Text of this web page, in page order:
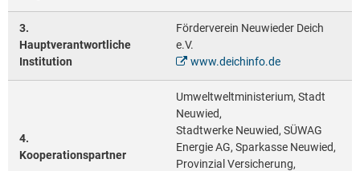
3.
Hauptverantwortliche
Institution
Förderverein Neuwieder Deich
e.V.
www.deichinfo.de
4.
Kooperationspartner
Umweltweltministerium, Stadt
Neuwied,
Stadtwerke Neuwied, SÜWAG
Energie AG, Sparkasse Neuwied,
Provinzial Versicherung,